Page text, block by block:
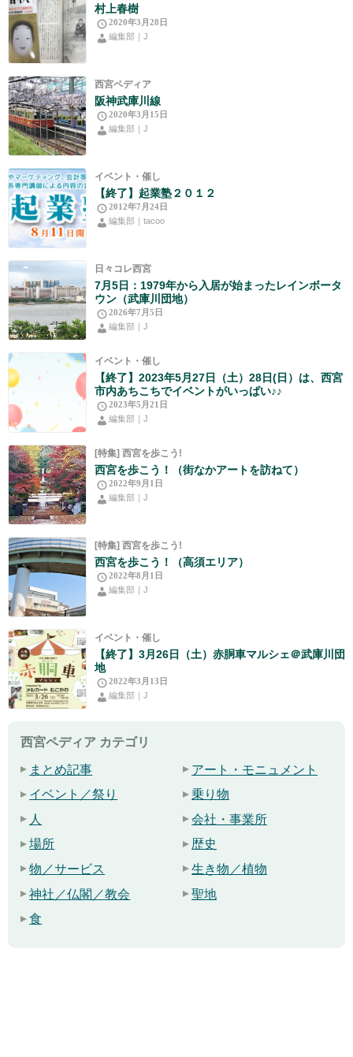
村上春樹
2020年3月28日
編集部｜J
西宮ペディア
阪神武庫川線
2020年3月15日
編集部｜J
イベント・催し
【終了】起業塾２０１２
2012年7月24日
編集部｜tacoo
日々コレ西宮
7月5日：1979年から入居が始まったレインボータ
ウン（武庫川団地）
2026年7月5日
編集部｜J
イベント・催し
【終了】2023年5月27日（土）28日(日）は、西宮
市内あちこちでイベントがいっぱい♪♪
2023年5月21日
編集部｜J
[特集] 西宮を歩こう!
西宮を歩こう！（街なかアートを訪ねて）
2022年9月1日
編集部｜J
[特集] 西宮を歩こう!
西宮を歩こう！（高須エリア）
2022年8月1日
編集部｜J
イベント・催し
【終了】3月26日（土）赤胴車マルシェ＠武庫川団
地
2022年3月13日
編集部｜J
西宮ペディア カテゴリ
まとめ記事
アート・モニュメント
イベント／祭り
乗り物
人
会社・事業所
場所
歴史
物／サービス
生き物／植物
神社／仏閣／教会
聖地
食